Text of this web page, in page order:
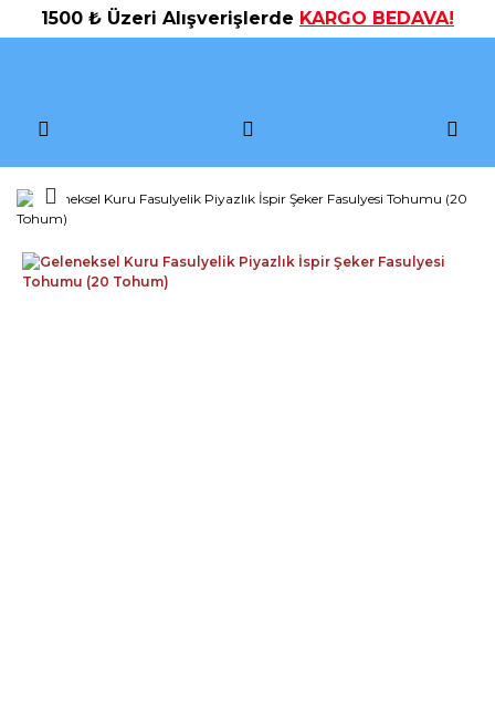
1500 ₺ Üzeri Alışverişlerde KARGO BEDAVA!